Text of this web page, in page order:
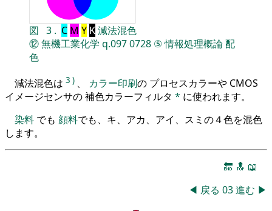
図 3 . C M Y K減法混色
⑫無機工業化学 q.0970728 ⑤情報処理概論配
色
減法混色は 3 ) 、 カラー印刷の プロセスカラーや CMOS
イメージセンサの 補色カラーフィルタ * に使われます。
染料 でも 顔料でも、キ、アカ、アイ、スミの４色を混色
します。
🔚 🔝 📖
◀ 戻る 03進む ▶